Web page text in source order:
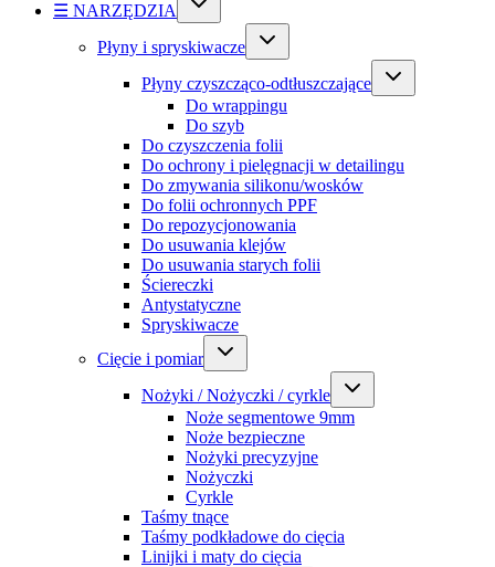
☰ NARZĘDZIA
Płyny i spryskiwacze
Płyny czyszcząco-odtłuszczające
Do wrappingu
Do szyb
Do czyszczenia folii
Do ochrony i pielęgnacji w detailingu
Do zmywania silikonu/wosków
Do folii ochronnych PPF
Do repozycjonowania
Do usuwania klejów
Do usuwania starych folii
Ściereczki
Antystatyczne
Spryskiwacze
Cięcie i pomiar
Nożyki / Nożyczki / cyrkle
Noże segmentowe 9mm
Noże bezpieczne
Nożyki precyzyjne
Nożyczki
Cyrkle
Taśmy tnące
Taśmy podkładowe do cięcia
Linijki i maty do cięcia